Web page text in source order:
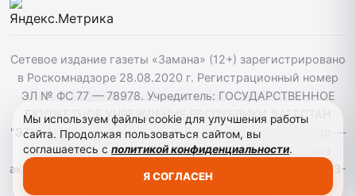
Сетевое издание газеты «Замана» (12+) зарегистрировано
в Роскомнадзоре 28.08.2020 г. Регистрационный номер
ЭЛ № ФС 77 — 78978. Учредитель: ГОСУДАРСТВЕННОЕ
БЮДЖЕТНОЕ УЧРЕЖДЕНИЕ РЕСПУБЛИКИ ДАГЕСТАН
"ЭТНОМЕДИАХОЛДИНГ "ДАГЕСТАН". Главный редактор —
Багомедов Р.Р. При использовании материалов сайта
активная гиперссылка на zamana.info обязательна. ©️ 2013-
Мы используем файлы cookie для улучшения работы
сайта. Продолжая пользоваться сайтом, вы
соглашаетесь с политикой конфиденциальности.
Я СОГЛАСЕН